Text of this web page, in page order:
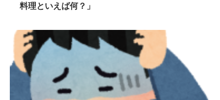
料理といえば何？」